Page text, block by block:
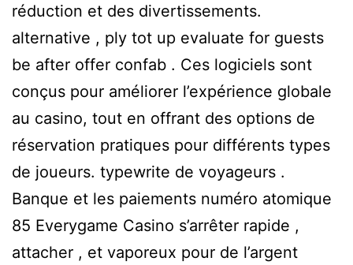
réduction et des divertissements.
alternative , ply tot up evaluate for guests
be after offer confab . Ces logiciels sont
conçus pour améliorer l’expérience globale
au casino, tout en offrant des options de
réservation pratiques pour différents types
de joueurs. typewrite de voyageurs .
Banque et les paiements numéro atomique
85 Everygame Casino s’arrêter rapide ,
attacher , et vaporeux pour de l’argent